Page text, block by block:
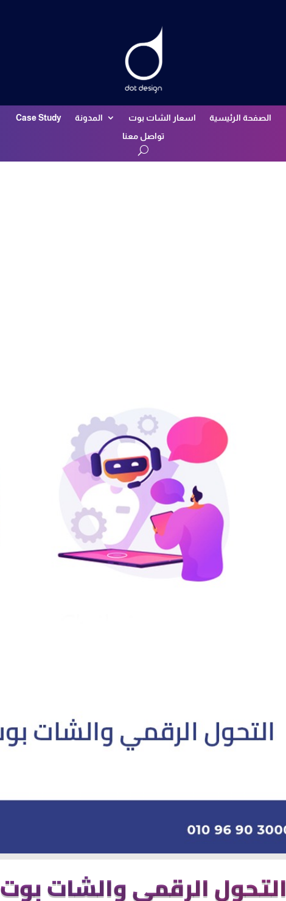
الصفحة الرئيسية اسعار الشات بوت المدونة
Case Study
تواصل معنا
التحول الرقمي والشات بوت